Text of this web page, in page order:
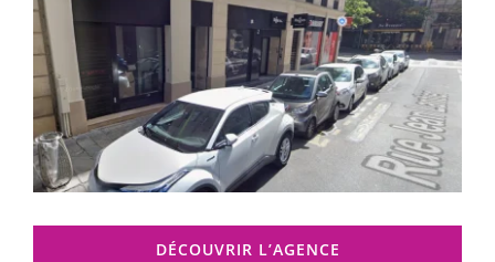
DÉCOUVRIR L’AGENCE